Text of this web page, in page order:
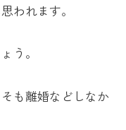
われます。
う。
も離婚などしなか